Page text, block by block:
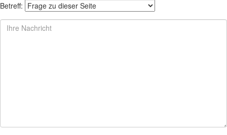
Betreff: